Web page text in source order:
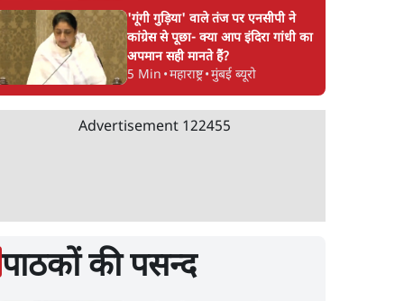
'गूंगी गुड़िया' वाले तंज पर एनसीपी ने
कांग्रेस से पूछा- क्या आप इंदिरा गांधी का
अपमान सही मानते हैं?
5 Min •महाराष्ट्र•मुंबई ब्यूरो
Advertisement 122455
पाठकों की पसन्द